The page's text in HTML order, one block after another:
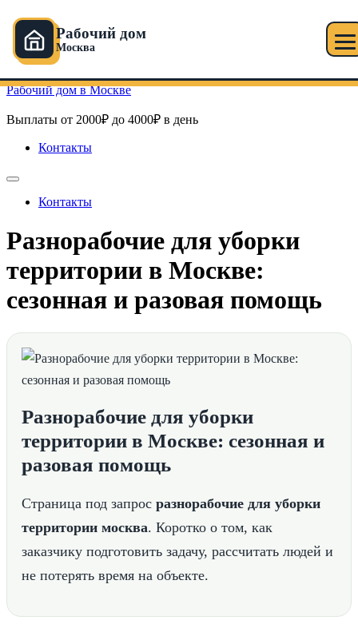
Рабочий дом
Москва
Перейти к содержимому
Рабочий дом в Москве
Выплаты от 2000₽ до 4000₽ в день
Контакты
Контакты
Разнорабочие для уборки
территории в Москве:
сезонная и разовая помощь
Разнорабочие для уборки
территории в Москве: сезонная и
разовая помощь
Страница под запрос разнорабочие для уборки
территории москва. Коротко о том, как
заказчику подготовить задачу, рассчитать людей и
не потерять время на объекте.